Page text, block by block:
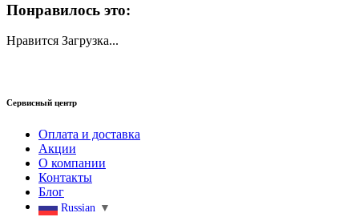
Понравилось это:
Нравится Загрузка...
Сервисный центр
Оплата и доставка
Акции
О компании
Контакты
Блог
Russian ▼